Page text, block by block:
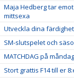
Maja Hedberg tar
mittsexa
Utveckla dina
SM-slutspelet och
MATCHDAG på
Stort grattis F14 till er